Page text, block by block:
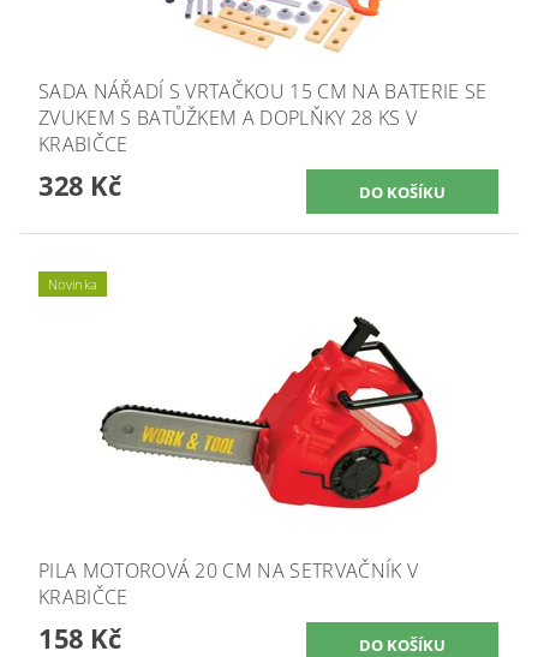
SADA NÁŘADÍ S VRTAČKOU 15 CM NA BATERIE SE
ZVUKEM S BATŮŽKEM A DOPLŇKY 28 KS V
KRABIČCE
328 Kč
Novinka
PILA MOTOROVÁ 20 CM NA SETRVAČNÍK V
KRABIČCE
158 Kč